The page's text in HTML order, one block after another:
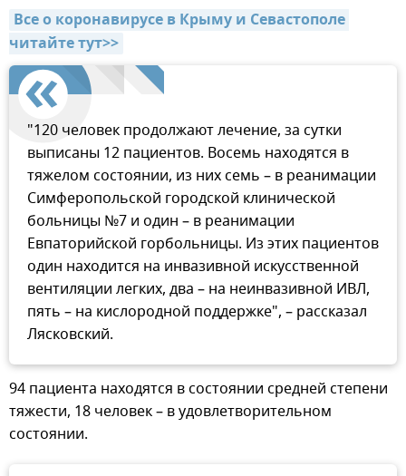
Все о коронавирусе в Крыму и Севастополе
читайте тут>>
"120 человек продолжают лечение, за сутки
выписаны 12 пациентов. Восемь находятся в
тяжелом состоянии, из них семь – в реанимации
Симферопольской городской клинической
больницы №7 и один – в реанимации
Евпаторийской горбольницы. Из этих пациентов
один находится на инвазивной искусственной
вентиляции легких, два – на неинвазивной ИВЛ,
пять – на кислородной поддержке", – рассказал
Лясковский.
94 пациента находятся в состоянии средней степени
тяжести, 18 человек – в удовлетворительном
состоянии.